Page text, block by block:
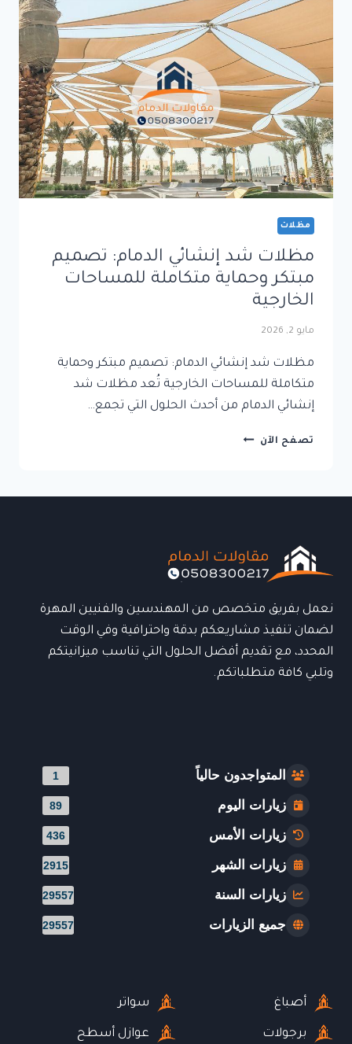
وأنيقة
مظلات
مظلات شد إنشائي الدمام: تصميم
مبتكر وحماية متكاملة للمساحات
الخارجية
مايو 2, 2026
مظلات شد إنشائي الدمام: تصميم مبتكر وحماية
متكاملة للمساحات الخارجية تُعد مظلات شد
إنشائي الدمام من أحدث الحلول التي تجمع…
تصفح الآن مظلات
متكاملة
للمساحات
نعمل بفريق متخصص من المهندسين والفنيين المهرة
لضمان تنفيذ مشاريعكم بدقة واحترافية وفي الوقت
المحدد، مع تقديم أفضل الحلول التي تناسب ميزانيتكم
وتلبي كافة متطلباتكم.
المتواجدون حالياً 1
زيارات اليوم 89
زيارات الأمس 436
زيارات الشهر 2915
زيارات السنة 29557
جميع الزيارات 29557
أصباغ
برجولات
سواتر
عوازل أسطح